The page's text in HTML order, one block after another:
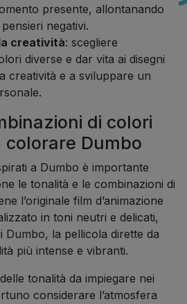
presente, allontanando
negativi.
creatività: scegliere
diverse e dar vita ai disegni
creatività e a sviluppare un
di colori
colorare Dumbo
a Dumbo è importante
le tonalità e le combinazioni di
l’originale film d’animazione
in toni neutri e delicati,
Dumbo, la pellicola dirette da
più intense e vibranti.
tonalità da impiegare nei
considerare l’atmosfera